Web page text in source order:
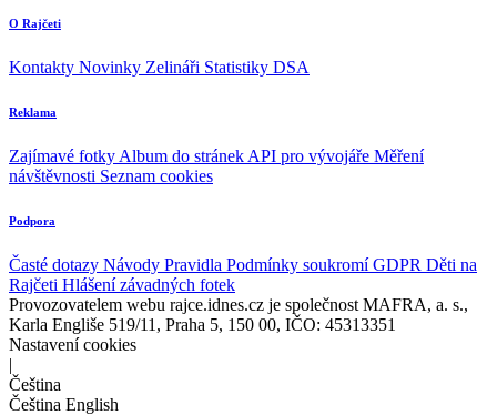
O Rajčeti
Kontakty Novinky Zelináři Statistiky DSA
Reklama
Zajímavé fotky Album do stránek API pro vývojáře Měření
návštěvnosti Seznam cookies
Podpora
Časté dotazy Návody Pravidla Podmínky soukromíGDPR Děti na
Rajčeti Hlášení závadných fotek
Provozovatelem webu rajce.idnes.cz je společnost MAFRA, a. s.,
Karla Engliše 519/11, Praha 5, 150 00, IČO: 45313351
Nastavení cookies
|
Čeština
Čeština English